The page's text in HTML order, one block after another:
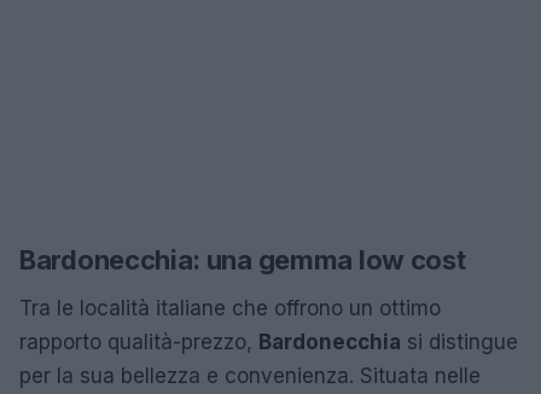
Bardonecchia: una gemma low cost
Tra le località italiane che offrono un ottimo
rapporto qualità-prezzo, Bardonecchia si distingue
per la sua bellezza e convenienza. Situata nelle